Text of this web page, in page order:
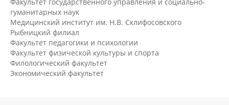
гуманитарных наук
Медицинский институт им. Н.В. Склифосовского
Рыбницкий филиал
Факультет педагогики и психологии
Факультет физической культуры и спорта
Филологический факультет
Экономический факультет